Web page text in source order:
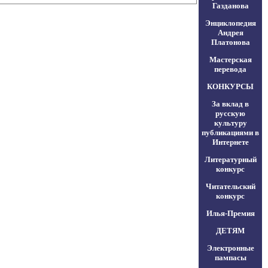
Газданова
Энциклопедия
Андрея
Платонова
Мастерская
перевода
КОНКУРСЫ
За вклад в
русскую
культуру
публикациями в
Интернете
Литературный
конкурс
Читательский
конкурс
Илья-Премия
ДЕТЯМ
Электронные
пампасы